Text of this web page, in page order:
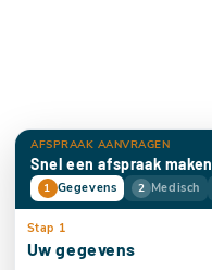
AFSPRAAK AANVRAGEN
Snel een afspraak maken
1 Gegevens 2 Medisch
Stap 1
Uw gegevens